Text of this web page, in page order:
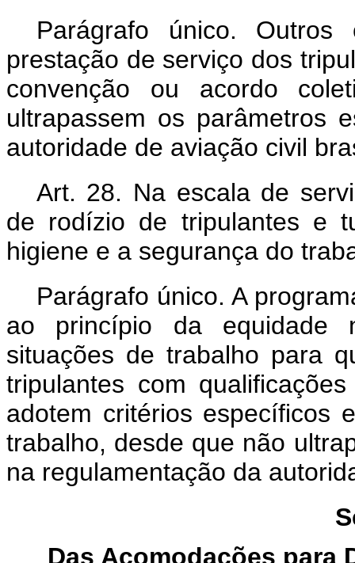
Parágrafo único.
prestação de serviço dos
convenção ou acordo
ultrapassem os parâmetros
autoridade de aviação civil
Art. 28. Na escala de
de rodízio de tripulantes e
higiene e a segurança do
Parágrafo único. A
ao princípio da equidade
situações de trabalho para
tripulantes com
adotem critérios específicos
trabalho, desde que não
na regulamentação da
Das Acomodações para